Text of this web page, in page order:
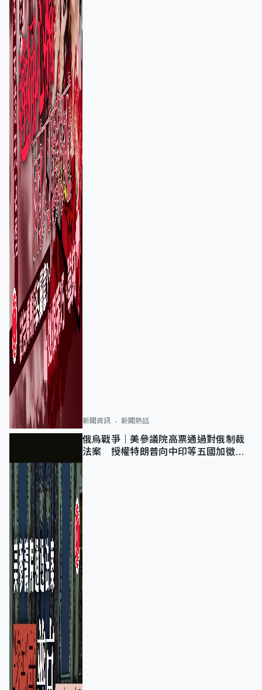
新聞資訊 新聞熱話
俄烏戰爭｜美參議院高票通過對俄制裁
法案 授權特朗普向中印等五國加徵
100%關稅